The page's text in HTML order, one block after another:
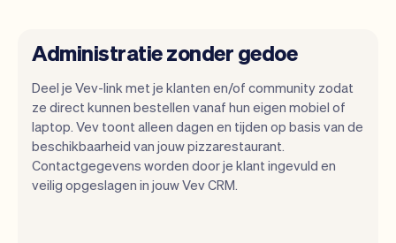
Administratie zonder gedoe
Deel je Vev-link met je klanten en/of community zodat
ze direct kunnen bestellen vanaf hun eigen mobiel of
laptop. Vev toont alleen dagen en tijden op basis van de
beschikbaarheid van jouw pizzarestaurant.
Contactgegevens worden door je klant ingevuld en
veilig opgeslagen in jouw Vev CRM.
Wij willen dat jij je kunt focussen op je
talent. Vev zorgt voor alle randzaken.
Van je website, communicatie,